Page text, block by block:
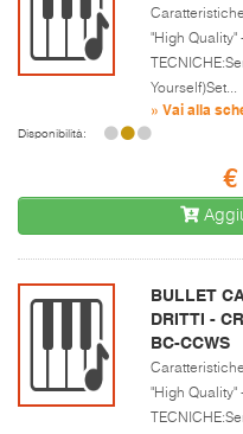
"High Quality"
Yourself)Set...
» Vai alla
Disponibilità:
€
BULLET
DRITTI -
BC-CCWS
"High Quality"